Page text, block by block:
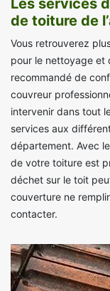
Les services
de toiture de
Vous retrouverez
pour le nettoyage et
recommandé de
couvreur
intervenir dans tout
services aux
département. Avec
de votre toiture est
déchet sur le toit
couverture ne
contacter.